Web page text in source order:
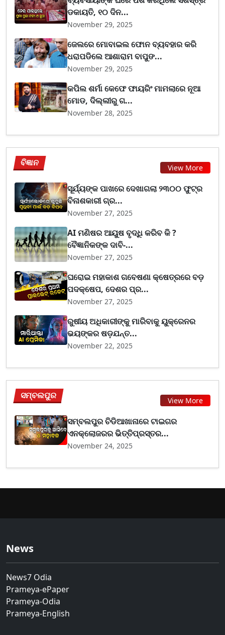
ଡକାୟତି, ୧୦ ଦିନ...
November 29, 2025
ଜେଲରେ ମୋବାଇଲ ଫୋନ ବ୍ୟବହାର କରି
ଧରାପଡିଲେ ଆଶାରାମ ବାପୁଙ...
November 29, 2025
କପିଲ ଶର୍ମା କେଫେ ଫାୟରିଂ ମାମଲାରେ ନୂଆ
ମୋଡ, ଦିଲ୍ଲୀରୁ ଗ...
November 28, 2025
ବିଜ୍ଞାନ View More
ସୂର୍ଯ୍ୟଙ୍କ ପାଖରେ ଦେଖାଗଲା ୨୩୦୦ ଫୁଟ୍‌ର
ବିନାଶକାରୀ ଗ୍ର...
November 27, 2025
AI ମଣିଷର ଆୟୁଷ ବୃଦ୍ଧି କରିବ କି ?
ବୈଜ୍ଞାନିକଙ୍କ ଦାବି-...
November 27, 2025
ଘରୋଇ ମହାକାଶ ଗବେଷଣା କ୍ଷେତ୍ରରେ ବଡ଼
ପଦକ୍ଷେପ, ଦେଶର ପ୍ର...
November 27, 2025
ରୁଷୀୟ ଅଧିକାରୀଙ୍କୁ ମାରିବାକୁ ୟୁକ୍ରେନର
ଭୟଙ୍କର ଷଡ଼ଯନ୍ତ...
November 22, 2025
ସମ୍ବଲପୁର View More
ସମ୍ବଲପୁର ଚିଡିଆଖାନାରେ ଟାଇଗର
ଏନକ୍ଲୋଜରର ଭିତ୍ତିପ୍ରସ୍ତର...
November 24, 2025
News
News7 Odia
Prameya-ePaper
Prameya-Odia
Prameya-English